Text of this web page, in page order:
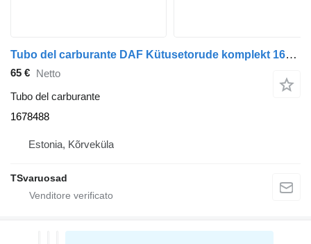
Tubo del carburante DAF Kütusetorude komplekt 1678488 per trattore stradale DAF XF105-460
65 € Netto
Tubo del carburante
1678488
Estonia, Kõrveküla
TSvaruosad